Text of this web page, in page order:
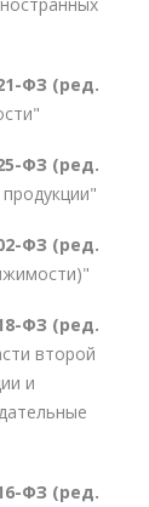
ФЗ (ред.
ФЗ (ред.
ФЗ (ред.
ФЗ (ред.
второй
и
ФЗ (ред.